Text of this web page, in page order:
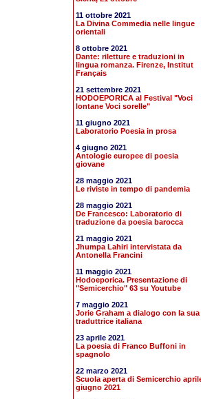
11 ottobre 2021
La Divina Commedia nelle lingue
orientali
8 ottobre 2021
Dante: riletture e traduzioni in
lingua romanza. Firenze, Institut
Français
21 settembre 2021
HODOEPORICA al Festival "Voci
lontane Voci sorelle"
11 giugno 2021
Laboratorio Poesia in prosa
4 giugno 2021
Antologie europee di poesia
giovane
28 maggio 2021
Le riviste in tempo di pandemia
28 maggio 2021
De Francesco: Laboratorio di
traduzione da poesia barocca
21 maggio 2021
Jhumpa Lahiri intervistata da
Antonella Francini
11 maggio 2021
Hodoeporica. Presentazione di
"Semicerchio" 63 su Youtube
7 maggio 2021
Jorie Graham a dialogo con la sua
traduttrice italiana
23 aprile 2021
La poesia di Franco Buffoni in
spagnolo
22 marzo 2021
Scuola aperta di Semicerchio
giugno 2021